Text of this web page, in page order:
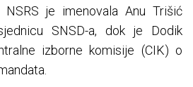
NSRS je imenovala Anu Trišić
SNSD-a, dok je Dodik
izborne komisije (CIK) o